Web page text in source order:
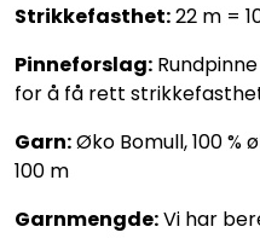
Strikkefasthet:22 m =
Pinneforslag:
for å få rett
Garn:Øko Bomull, 100 %
100 m
Garnmengde:Vi har